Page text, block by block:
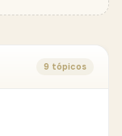
9 tópicos